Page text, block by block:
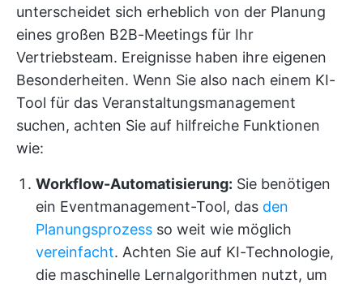
unterscheidet sich erheblich von der Planung
eines großen B2B-Meetings für Ihr
Vertriebsteam. Ereignisse haben ihre eigenen
Besonderheiten. Wenn Sie also nach einem KI-
Tool für das Veranstaltungsmanagement
suchen, achten Sie auf hilfreiche Funktionen
wie:
Workflow-Automatisierung: Sie benötigen
ein Eventmanagement-Tool, das den
Planungsprozess so weit wie möglich
vereinfacht. Achten Sie auf KI-Technologie,
die maschinelle Lernalgorithmen nutzt, um